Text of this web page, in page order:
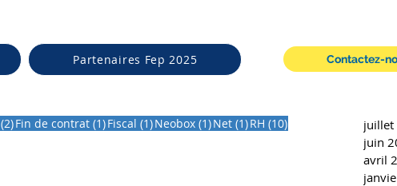
Partenaires Fep 2025 Contactez-
(2)2 posts
Fin de contrat (1)1 post
Fiscal (1)1 post
Neobox (1)1 post
Net (1)1 post
RH (10)10 posts
juillet
juin
avril